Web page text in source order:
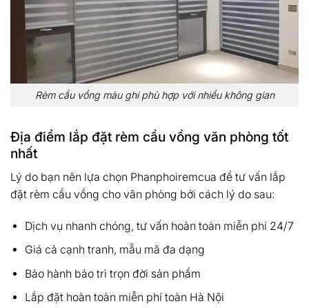
Rèm cầu vồng màu ghi phù hợp với nhiều không gian
Địa điểm lắp đặt rèm cầu vồng văn phòng tốt
nhất
Lý do bạn nên lựa chọn Phanphoiremcua để tư vấn lắp
đặt rèm cầu vồng cho văn phòng bởi cách lý do sau:
Dịch vụ nhanh chóng, tư vấn hoàn toàn miễn phí 24/7
Giá cả cạnh tranh, mẫu mã đa dạng
Bảo hành bảo trì trọn đời sản phẩm
Lắp đặt hoàn toàn miễn phí toàn Hà Nội